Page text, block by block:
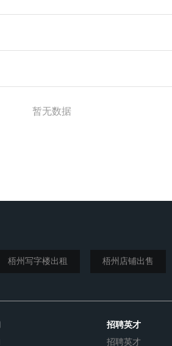
暂无数据
梧州写字楼出租 梧州店铺出售
招聘英才
招聘英才